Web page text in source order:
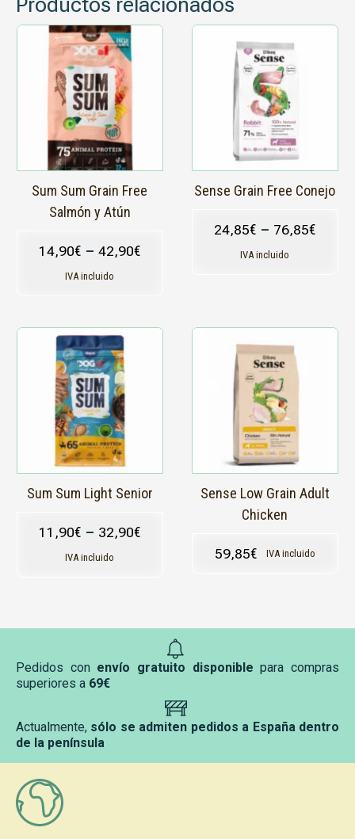
Productos relacionados
Sum Sum Grain Free
Salmón y Atún
14,90€ – 42,90€
IVA incluido
Este
producto
múltiples
variantes.
opciones
pueden
elegir
página
producto
Sense Grain Free Conejo
24,85€ – 76,85€
IVA incluido
Este
producto
múltiples
variantes.
elegir
en
página
Sum Sum Light Senior
11,90€ – 32,90€
IVA incluido
Este
producto
múltiples
variantes.
opciones
pueden
elegir
en
página
Sense Low Grain Adult
Chicken
59,85€ IVA incluido
Este
producto
múltiples
variantes.
opciones
pueden
elegir
en
producto
Pedidos con envío gratuito disponible para compras
superiores a 69€
Actualmente, sólo se admiten pedidos a España dentro
de la península